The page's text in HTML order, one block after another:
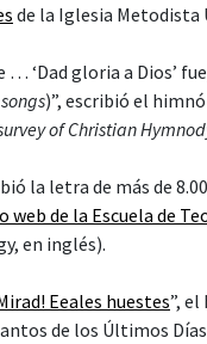
de la Iglesia Metodista
… ‘Dad gloria a Dios’
)”, escribió el
of Christian
la letra de más de
web de la Escuela de
en inglés).
Eeales huestes”,
de los Últimos